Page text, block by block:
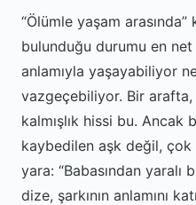
“Ölümle yaşam arasında”
bulunduğu durumu en
anlamıyla yaşayabiliyor
vazgeçebiliyor. Bir arafta,
kalmışlık hissi bu. Ancak
kaybedilen aşk değil,
yara: “Babasından yaralı
dize, şarkının anlamını